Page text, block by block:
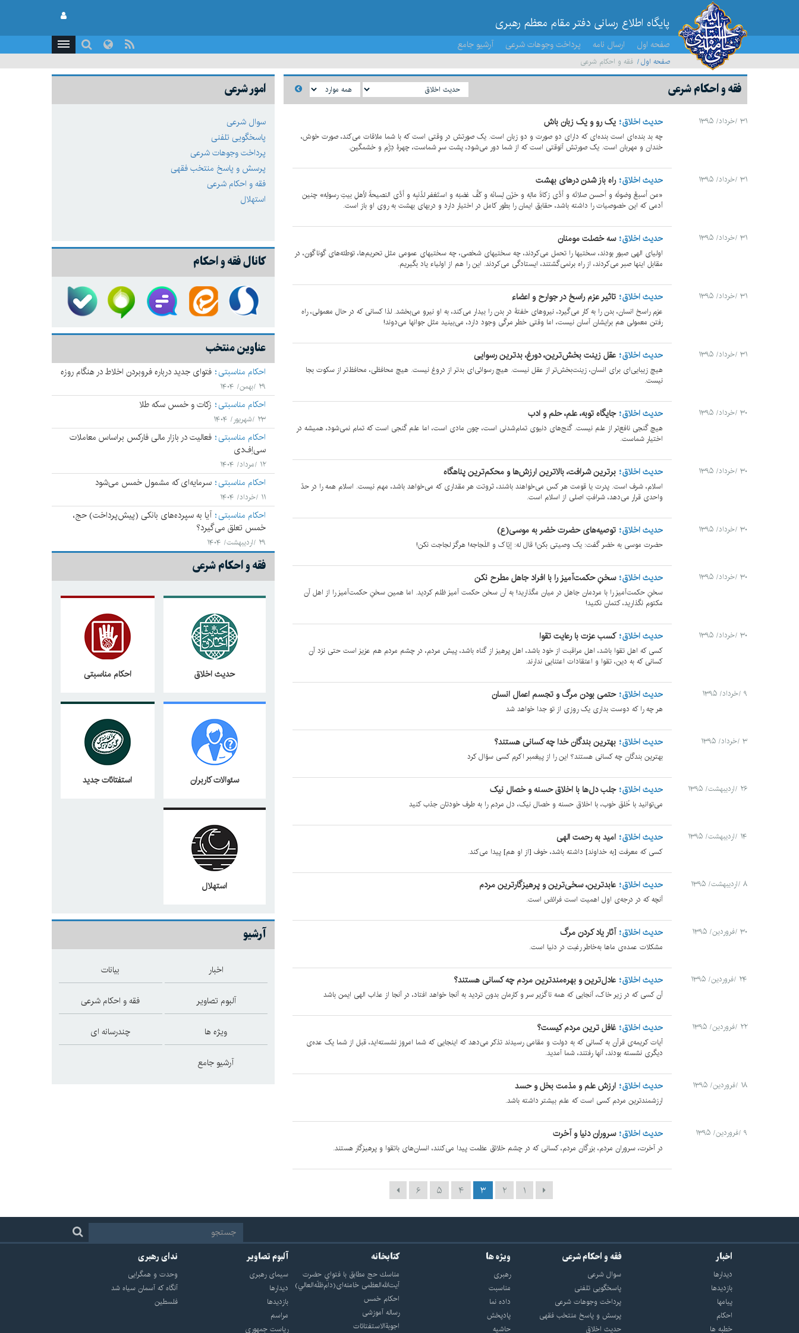
پایگاه اطلاع رسانی دفتر مقام معظم رهبری
صفحه اول ارسال نامه پرداخت وجوهات شرعی آرشیو جامع
صفحه اول فقه و احکام شرعی
فقه و احکام شرعی
۳۱ /خرداد/ ۱۳۹۵ حدیث اخلاق یک رو و یک زبان باش
چه بد بنده‌ای است بنده‌ای که دارای دو صورت و دو زبان است. یک صورتش در وقتی است که با شما ملاقات می‌کند، صورت خوش،
خندان و مهربان است. یک صورتش آنوقتی است که از شما دور می‌شود، پشت سرِ شماست، چهرۀ دِژَم و خشمگین.
۳۱ /خرداد/ ۱۳۹۵ حدیث اخلاق راه باز شدن درهای بهشت
«من أسبغَ وضوئَه و أحسن صلاتَه و أدَّی زکاةَ مالِه و خزَن لِسانَه و کَفَّ غضبَه و استَغفر لذَنبِه و أدَّی النصیحةَ لأهلِ بیتِ رسولِه» چنین
آدمی که این خصوصیات را داشته باشد، حقایق ایمان را بطور کامل در اختیار دارد و دربهای بهشت به روی او باز است.
۳۱ /خرداد/ ۱۳۹۵ حدیث اخلاق سه خصلت مومنان
اولیای الهی صبور بودند، سختیها را تحمل می‌کردند، چه سختیهای شخصی، چه سختیهای عمومی مثل تحریم‌ها، توطئه‌های گوناگون، در
مقابل اینها صبر می‌کردند، از راه برنمی‌گشتند، ایستادگی می‌کردند. این را هم از اولیاء یاد بگیریم.
۳۱ /خرداد/ ۱۳۹۵ حدیث اخلاق تاثیر عزم راسخ در جوارح و اعضاء
عزم راسخ انسان، بدن را به کار می‌گیرد، نیروهای خفتۀ در بدن را بیدار می‌کند، به او نیرو می‌بخشد. لذا کسانی که در حال معمولی، راه
رفتن معمولی هم برایشان آسان نیست، اما وقتی خطر مرگی وجود دارد، می‌بینید مثل جوانها می‌دوند!
۳۱ /خرداد/ ۱۳۹۵ حدیث اخلاق عقل زینت بخش‌ترین، دورغ، بدترین رسوایی
هیچ زیبایی‌ای برای انسان، زینت‌بخش‌تر از عقل نیست. هیچ رسوائی‌ای بدتر از دروغ نیست. هیچ محافظی، محافظ‌تر از سکوت بجا
نیست.
۳۰ /خرداد/ ۱۳۹۵ حدیث اخلاق جایگاه توبه، علم، حلم و ادب
هیچ گنجی نافع‌تر از علم نیست. گنج‌های دنیوی تمام‌شدنی است، چون مادی است، اما علم گنجی است که تمام نمی‌شود، همیشه در
اختیار شماست.
۳۰ /خرداد/ ۱۳۹۵ حدیث اخلاق برترین شرافت، بالاترین ارزش‌ها و محکم‌ترین پناهگاه
اسلام، شرف است. پدرت یا قومت هر کس می‌خواهند باشند، ثروتت هر مقداری که می‌خواهد باشد، مهم نیست. اسلام همه را در حدّ
واحدی قرار می‌دهد، شرافتِ اصلی از اسلام است.
۳۰ /خرداد/ ۱۳۹۵ حدیث اخلاق توصیه‌های حضرت خضر به موسی(ع)
حضرت موسی به خضر گفت: یک وصیتی بکن! قال له: إیّاک و اللَجاجه! هرگز لجاجت نکن!
۳۰ /خرداد/ ۱۳۹۵ حدیث اخلاق سخنِ حکمت‌آمیز را با افراد جاهل مطرح نکن
سخنِ حکمت‌آمیز را با مردمان جاهل در میان مگذارید! به آن سخن حکمت آمیز ظلم کردید. اما همین سخنِ حکمت‌آمیز را از اهل آن
مکتوم نگذارید، کتمان نکنید!
۳۰ /خرداد/ ۱۳۹۵ حدیث اخلاق کسب عزت با رعایت تقوا
کسی که اهل تقوا باشد، اهل مراقبت از خود باشد، اهل پرهیز از گناه باشد، پیش مردم، در چشم مردم هم عزیز است حتی نزد آن
کسانی که به دین، تقوا و اعتقادات اعتنایی ندارند.
۹ /خرداد/ ۱۳۹۵ حدیث اخلاق حتمی بودن مرگ و تجسم اعمال انسان
هر چه را که دوست بداری یک روزی از تو جدا خواهد شد
۳ /خرداد/ ۱۳۹۵ حدیث اخلاق بهترین بندگان خدا چه کسانی هستند؟
بهترین بندگان چه کسانی هستند؟ این را از پیغمبر اکرم کسی سؤال کرد
۲۶ /اردیبهشت/ ۱۳۹۵ حدیث اخلاق جلب دل‌ها با اخلاق حسنه و خصال نیک
می‌توانید با خُلق خوب، با اخلاق حسنه و خصال نیک، دل مردم را به طرف خودتان جذب کنید
۱۴ /اردیبهشت/ ۱۳۹۵ حدیث اخلاق امید به رحمت الهی
کسی که معرفت [به خداوند] داشته باشد، خوف [از او هم] پیدا می‌کند.
۸ /اردیبهشت/ ۱۳۹۵ حدیث اخلاق عابدترین، سخی‌ترین و پرهیزگارترین مردم
آنچه که در درجه‌ی اول اهمیت است فرائض است.
۳۰ /فروردین/ ۱۳۹۵ حدیث اخلاق آثار یاد کردن مرگ
مشکلات عمده‌ی ماها به‌خاطر رغبت در دنیا است.
۲۴ /فروردین/ ۱۳۹۵ حدیث اخلاق عادل‌ترین و بهره‌مندترین مردم چه کسانی هستند؟
آن کسی که در زیر خاک، آنجایی که همه ناگزیر سر و کارمان بدون تردید به آنجا خواهد افتاد، در آنجا از عذاب الهی ایمن باشد
۲۲ /فروردین/ ۱۳۹۵ حدیث اخلاق غافل ترین مردم کیست؟
آیات کریمه‌ی قرآن به کسانی که به دولت و مقامی رسیدند تذکر می‌دهد که اینجایی که شما امروز نشسته‌اید، قبل از شما یک عده‌ی
دیگری نشسته بودند، آنها رفتند، شما آمدید.
۱۸ /فروردین/ ۱۳۹۵ حدیث اخلاق ارزش علم و مذمت بخل و حسد
ارزشمندترین مردم کسی است که علم بیشتر داشته باشد.
۹ /فروردین/ ۱۳۹۵ حدیث اخلاق سروران دنیا و آخرت
در آخرت، سروران مردم، بزرگان مردم، کسانی که در چشم خلائق عظمت پیدا می‌کنند، انسان‌های باتقوا و پرهیزگار هستند.
۱ ۲ ۳ ۴ ۵ ۶
امور شرعی
سوال شرعی
پاسخگویی تلفنی
پرداخت وجوهات شرعی
پرسش و پاسخ منتخب فقهی
فقه و احکام شرعی
استهلال
کانال فقه و احکام
عناوین منتخب
احکام مناسبتی فتوای جدید درباره فروبردن اخلاط در هنگام روزه
۲۹ /بهمن/ ۱۴۰۴
احکام مناسبتی زکات و خمس سکه طلا
۲۳ /شهریور/ ۱۴۰۴
احکام مناسبتی فعالیت در بازار مالی فارکس براساس معاملات
سی‌اِف‌دی
۱۲ /مرداد/ ۱۴۰۴
احکام مناسبتی سرمایه‌ای که مشمول خمس می‌شود
۱۱ /خرداد/ ۱۴۰۴
احکام مناسبتی آیا به سپرده‌های بانکی (پیش‌پرداخت) حج،
خمس تعلق می‌‌گیرد؟
۲۹ /اردیبهشت/ ۱۴۰۴
فقه و احکام شرعی
حدیث اخلاق احکام مناسبتی
سئوالات کاربران استفتائات جدید
استهلال
آرشیو
اخبار بیانات
آلبوم تصاویر فقه و احکام شرعی
ویژه ها چندرسانه ای
آرشیو جامع
اخبار
دیدارها
بازديدها
پيامها
احكام
خطبه ها
فقه و احکام شرعی
سوال شرعی
پاسخگویی تلفنی
پرداخت وجوهات شرعی
پرسش و پاسخ منتخب فقهی
حدیث اخلاق
ویژه ها
رهبری
مناسبت
داده نما
پادپخش
حاشیه
کتابخانه
مناسك حج مطابق با فتواي حضرت
آيت‌الله‌العظمى خامنه‌اى(دام‌ظلّه‌العالي)
احکام خمس
رساله آموزشی
اجوبة‌الاستفتائات
آلبوم تصاویر
سيماى رهبرى
ديدارها
بازديدها
مراسم
رياست جمهوري
ندای رهبری
وحدت و همگرایی
آنگاه که آسمان سیاه شد
فلسطین